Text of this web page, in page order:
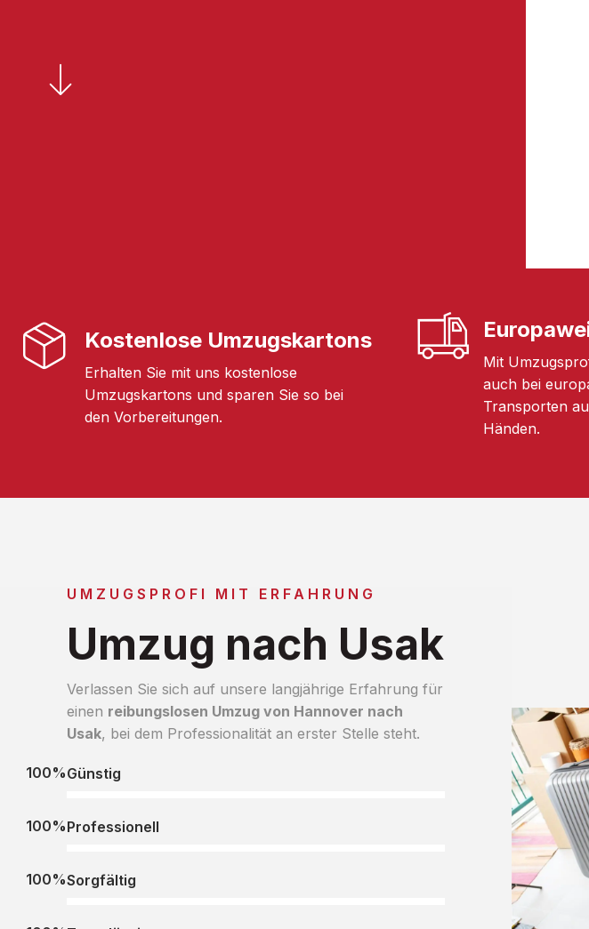
Kostenlose Umzugskartons
Erhalten Sie mit uns kostenlose
Umzugskartons und sparen Sie so bei
den Vorbereitungen.
Mit
auch bei
Transporten
Händen.
UMZUGSPROFI MIT ERFAHRUNG
Umzug nach Usak
Verlassen Sie sich auf unsere langjährige Erfahrung für
einen reibungslosen Umzug von Hannover nach
Usak, bei dem Professionalität an erster Stelle steht.
Günstig
100%
Professionell
100%
Sorgfältig
100%